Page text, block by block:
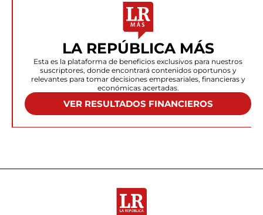
LA REPÚBLICA MÁS
Esta es la plataforma de beneficios exclusivos para nuestros
suscriptores, donde encontrará contenidos oportunos y
relevantes para tomar decisiones empresariales, financieras y
económicas acertadas.
VER RESULTADOS FINANCIEROS